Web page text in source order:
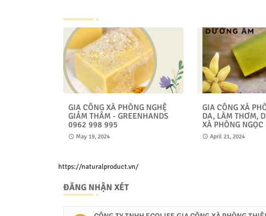
GIA CÔNG XÀ PHÒNG NGHỆ
GIẢM THÂM - GREENHANDS
0962 998 995
May 19, 2024
GIA CÔNG XÀ
DA, LÀM THƠM,
XÀ PHÒNG NGỌC
April 21, 2024
https://naturalproduct.vn/
ĐĂNG NHẬN XÉT